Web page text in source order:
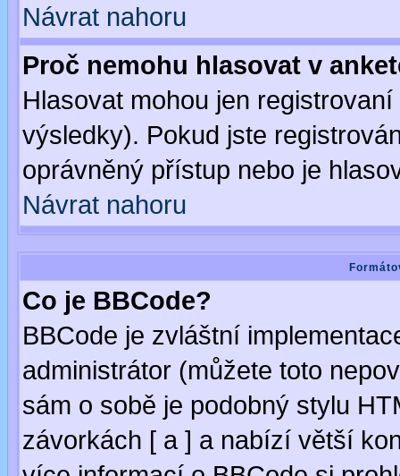
Návrat nahoru
Proč nemohu hlasovat v
Hlasovat mohou jen
výsledky). Pokud jste
oprávněný přístup nebo je
Návrat nahoru
Co je BBCode?
BBCode je zvláštní
administrátor (můžete toto
sám o sobě je podobný stylu
závorkách [ a ] a nabízí větší